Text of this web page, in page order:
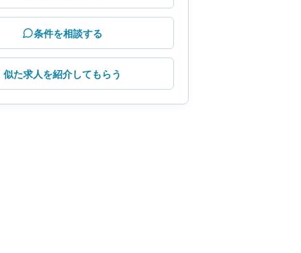
条件を相談する
似た求人を紹介してもらう